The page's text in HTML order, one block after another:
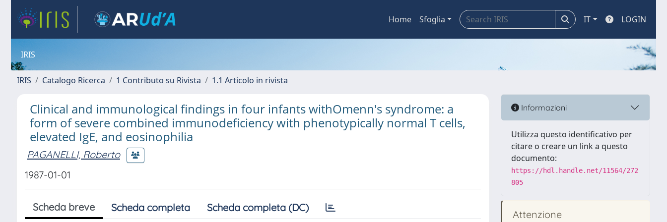
Home Sfoglia IT LOGIN
IRIS
IRIS Catalogo Ricerca 1 Contributo su Rivista 1.1 Articolo in rivista
Clinical and immunological findings in four infants withOmenn's syndrome: a
form of severe combined immunodeficiency with phenotypically normal T cells,
elevated IgE, and eosinophilia
PAGANELLI, Roberto
1987-01-01
Scheda breve Scheda completa Scheda completa (DC)
Informazioni
Utilizza questo identificativo per
citare o creare un link a questo
documento:
https://hdl.handle.net/11564/272
805
Attenzione